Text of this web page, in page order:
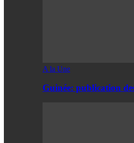
A la Une
Guinée: publication